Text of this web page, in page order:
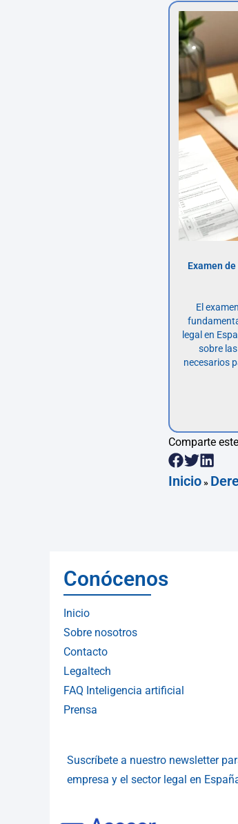
Examen
El
legal en
sobre
necesarios
Comparte
Inicio»
Conócenos
Inicio
Sobre nosotros
Contacto
Legaltech
FAQ Inteligencia artificial
Prensa
Suscríbete a nuestro newsletter
empresa y el sector legal en